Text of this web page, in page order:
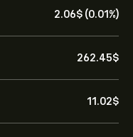
2.06‎$‎ (0.01%)
262.45‎$‎
11.02‎$‎